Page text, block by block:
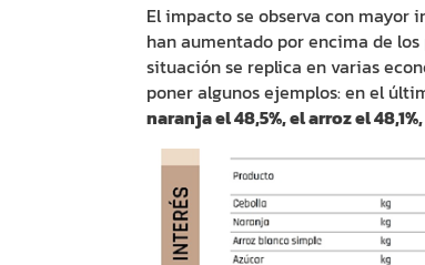
El impacto se observa con mayor
han aumentado por encima de
situación se replica en varias
poner algunos ejemplos: en el
naranja el 48,5%, el arroz el